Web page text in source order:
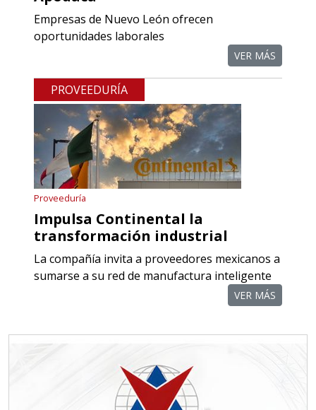
Empresa en Querétaro
COMPONENTES PARA
RECTIFICADORAS
Especificaciones:
Requisitos: Otorgar condiciones de
crédito acordes a las políticas del
grupo, contar con instalaciones
cercanas a la región y otorgar
referencias comerciales.
Aplicar al Requerimiento
Requiere:
TORNILLERÍA INDUSTRIAL
Requisitos: Otorgar condiciones de
Empresas de Nuevo León ofrecen
oportunidades laborales
VER MÁS
PROVEEDURÍA
Proveeduría
Impulsa Continental la
transformación industrial
La compañía invita a proveedores mexicanos a
sumarse a su red de manufactura inteligente
VER MÁS